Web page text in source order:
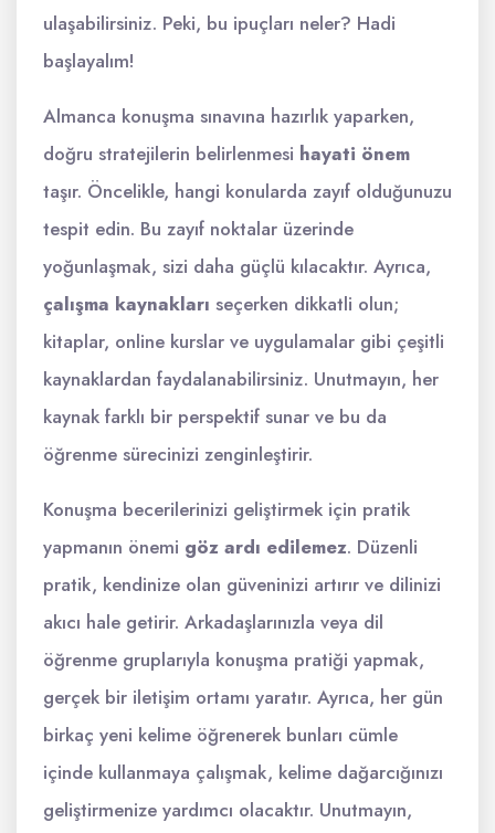
ulaşabilirsiniz. Peki, bu ipuçları neler? Hadi
başlayalım!
Almanca konuşma sınavına hazırlık yaparken,
doğru stratejilerin belirlenmesi hayati önem
taşır. Öncelikle, hangi konularda zayıf olduğunuzu
tespit edin. Bu zayıf noktalar üzerinde
yoğunlaşmak, sizi daha güçlü kılacaktır. Ayrıca,
çalışma kaynakları seçerken dikkatli olun;
kitaplar, online kurslar ve uygulamalar gibi çeşitli
kaynaklardan faydalanabilirsiniz. Unutmayın, her
kaynak farklı bir perspektif sunar ve bu da
öğrenme sürecinizi zenginleştirir.
Konuşma becerilerinizi geliştirmek için pratik
yapmanın önemi göz ardı edilemez. Düzenli
pratik, kendinize olan güveninizi artırır ve dilinizi
akıcı hale getirir. Arkadaşlarınızla veya dil
öğrenme gruplarıyla konuşma pratiği yapmak,
gerçek bir iletişim ortamı yaratır. Ayrıca, her gün
birkaç yeni kelime öğrenerek bunları cümle
içinde kullanmaya çalışmak, kelime dağarcığınızı
geliştirmenize yardımcı olacaktır. Unutmayın,